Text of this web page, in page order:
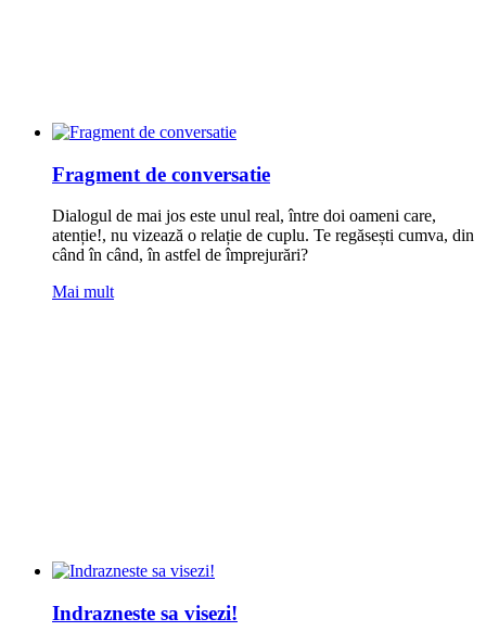
Fragment de conversatie
Dialogul de mai jos este unul real, între doi oameni care,
atenție!, nu vizează o relație de cuplu. Te regăsești cumva, din
când în când, în astfel de împrejurări?
Mai mult
Indrazneste sa visezi!